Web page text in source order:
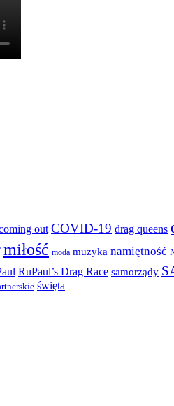
out COVID-19 drag queens
miłość moda muzyka namiętność
RuPaul’s Drag Race samorządy
święta